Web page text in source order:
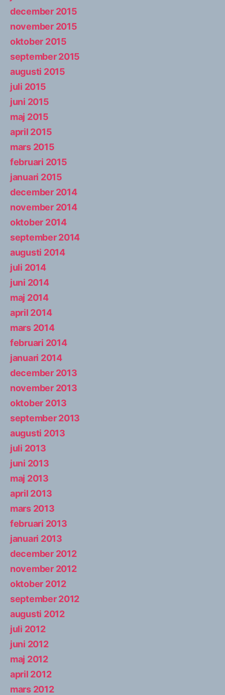
december 2015
november 2015
oktober 2015
september 2015
augusti 2015
juli 2015
juni 2015
maj 2015
april 2015
mars 2015
februari 2015
januari 2015
december 2014
november 2014
oktober 2014
september 2014
augusti 2014
juli 2014
juni 2014
maj 2014
april 2014
mars 2014
februari 2014
januari 2014
december 2013
november 2013
oktober 2013
september 2013
augusti 2013
juli 2013
juni 2013
maj 2013
april 2013
mars 2013
februari 2013
januari 2013
december 2012
november 2012
oktober 2012
september 2012
augusti 2012
juli 2012
juni 2012
maj 2012
april 2012
mars 2012